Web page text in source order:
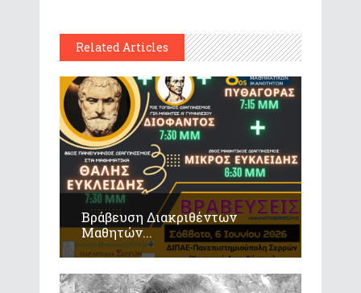
Related Articles
Βράβευση Διακριθέντων
Μαθητών...